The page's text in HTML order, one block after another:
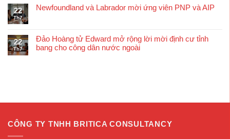
22
Th7
Newfoundland và Labrador mời ứng viên PNP và AIP
22
Th7
Đảo Hoàng tử Edward mở rộng lời mời định cư tỉnh
bang cho công dân nước ngoài
CÔNG TY TNHH BRITICA CONSULTANCY